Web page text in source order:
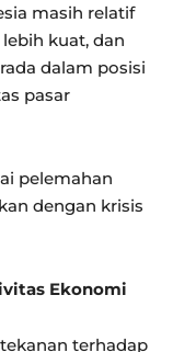
masih relatif
kuat, dan
dalam posisi
pasar
pelemahan
dengan krisis
Ekonomi
terhadap